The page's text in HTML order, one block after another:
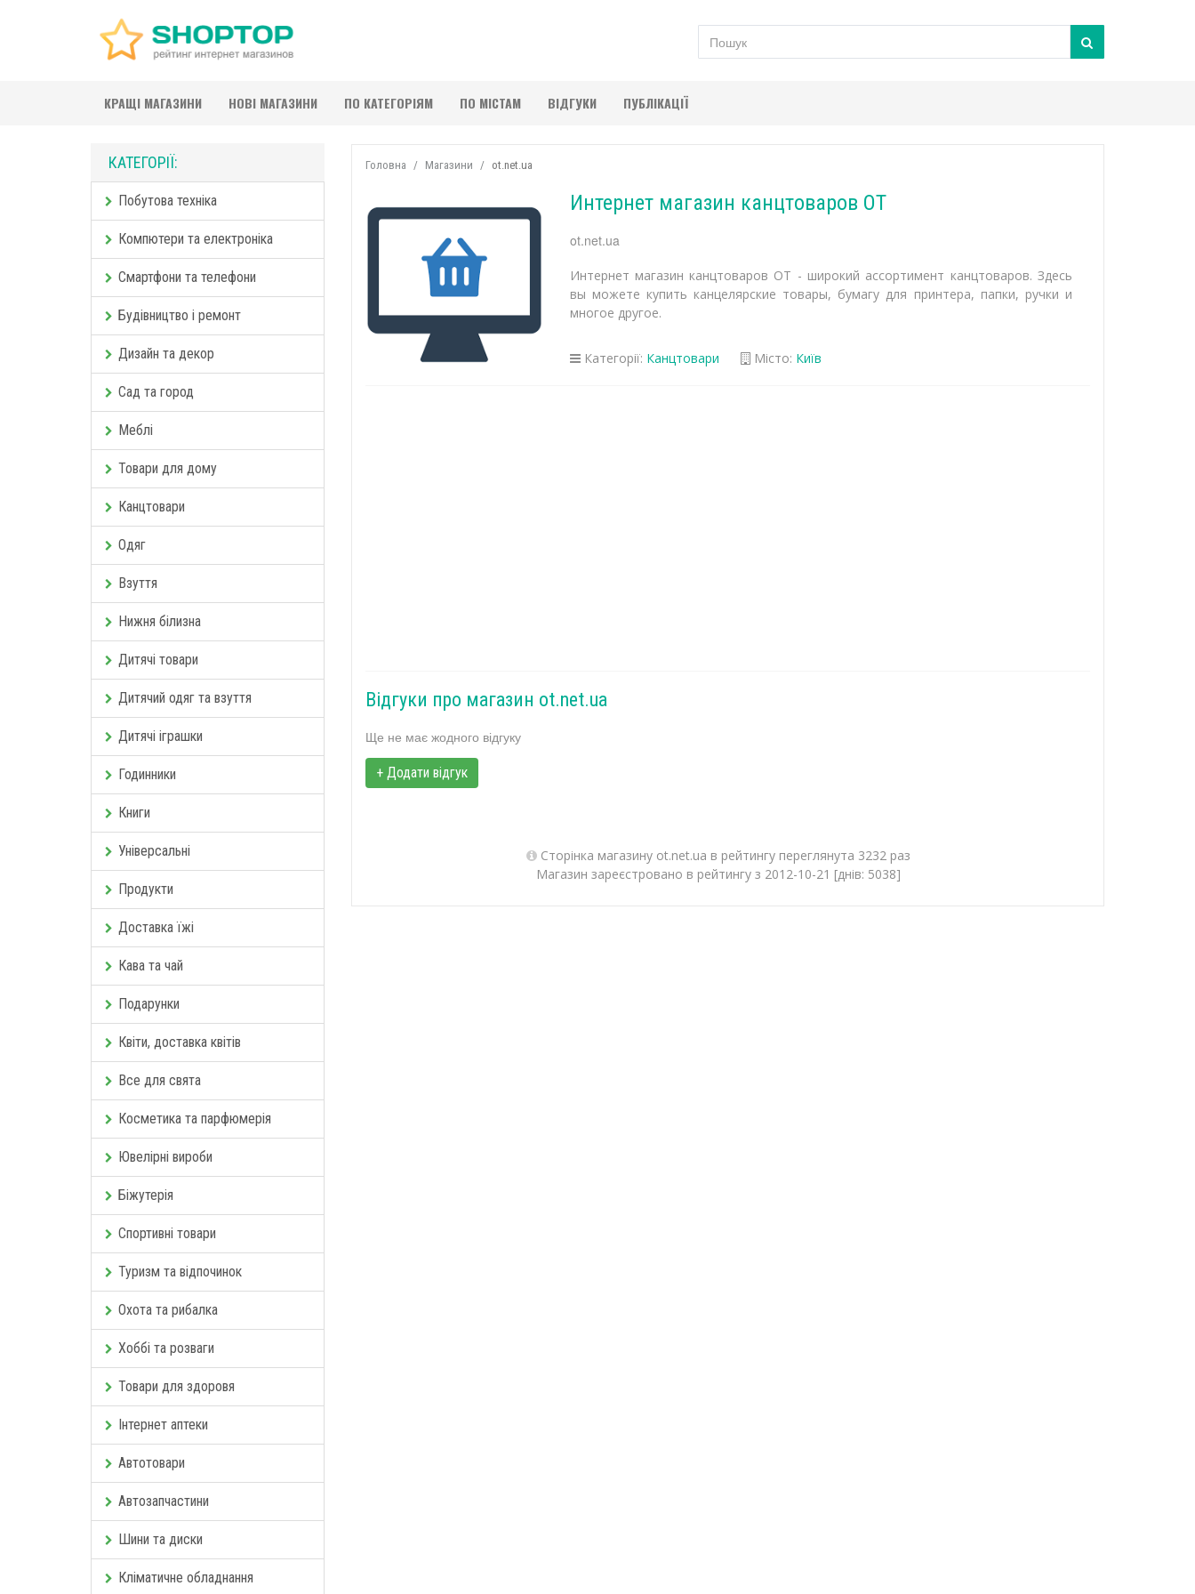
КРАЩІ МАГАЗИНИ НОВІ МАГАЗИНИ ПО КАТЕГОРІЯМ ПО МІСТАМ ВІДГУКИ ПУБЛІКАЦІЇ
КАТЕГОРІЇ:
Побутова техніка
Компютери та електроніка
Смартфони та телефони
Будівництво і ремонт
Дизайн та декор
Сад та город
Меблі
Товари для дому
Канцтовари
Одяг
Взуття
Нижня білизна
Дитячі товари
Дитячий одяг та взуття
Дитячі іграшки
Годинники
Книги
Універсальні
Продукти
Доставка їжі
Кава та чай
Подарунки
Квіти, доставка квітів
Все для свята
Косметика та парфюмерія
Ювелірні вироби
Біжутерія
Спортивні товари
Туризм та відпочинок
Охота та рибалка
Хоббі та розваги
Товари для здоровя
Інтернет аптеки
Автотовари
Автозапчастини
Шини та диски
Кліматичне обладнання
Головна Магазини ot.net.ua
Интернет магазин канцтоваров ОТ
ot.net.ua
Интернет магазин канцтоваров ОТ - широкий ассортимент канцтоваров. Здесь
вы можете купить канцелярские товары, бумагу для принтера, папки, ручки и
многое другое.
Категорії: Канцтовари Місто: Київ
Відгуки про магазин ot.net.ua
Ще не має жодного відгуку
+ Додати відгук
Сторінка магазину ot.net.ua в рейтингу переглянута 3232 раз
Магазин зареєстровано в рейтингу з 2012-10-21 [днів: 5038]